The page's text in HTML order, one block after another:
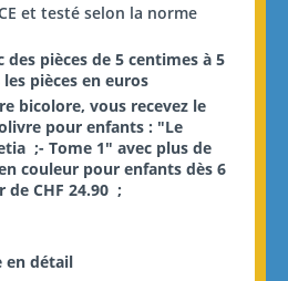
et testé selon la norme
des pièces de 5 centimes à 5
pièces en euros
bicolore, vous recevez le
livre pour enfants : "Le
;- Tome 1" avec plus de
couleur pour enfants dès 6
CHF 24.90 ;
en détail